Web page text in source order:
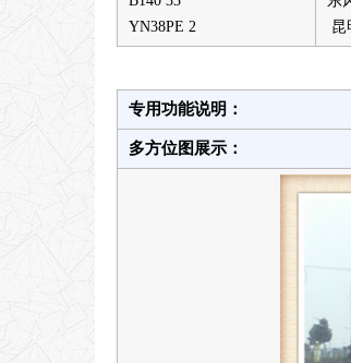
YN38PE 2
昆
专用功能说明：
多方位图展示：